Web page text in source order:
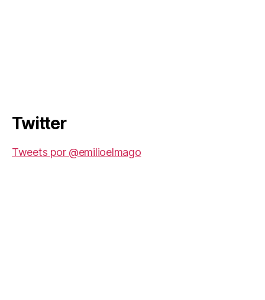
Twitter
Tweets por @emilioelmago